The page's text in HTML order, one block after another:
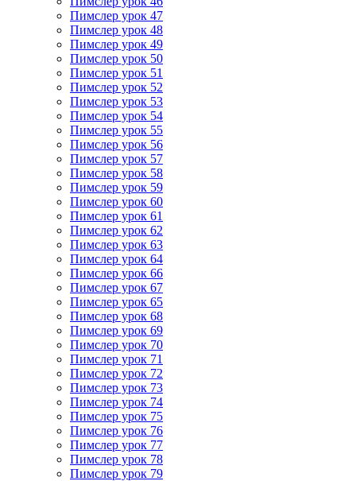
Пимслер урок 47
Пимслер урок 48
Пимслер урок 49
Пимслер урок 50
Пимслер урок 51
Пимслер урок 52
Пимслер урок 53
Пимслер урок 54
Пимслер урок 55
Пимслер урок 56
Пимслер урок 57
Пимслер урок 58
Пимслер урок 59
Пимслер урок 60
Пимслер урок 61
Пимслер урок 62
Пимслер урок 63
Пимслер урок 64
Пимслер урок 66
Пимслер урок 67
Пимслер урок 65
Пимслер урок 68
Пимслер урок 69
Пимслер урок 70
Пимслер урок 71
Пимслер урок 72
Пимслер урок 73
Пимслер урок 74
Пимслер урок 75
Пимслер урок 76
Пимслер урок 77
Пимслер урок 78
Пимслер урок 79